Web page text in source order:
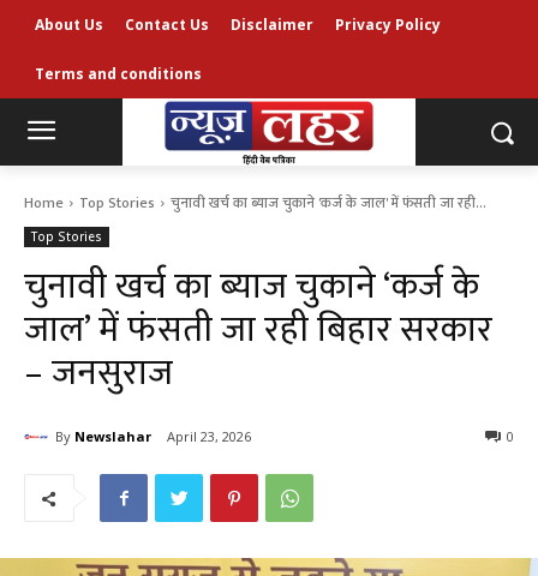
About Us Contact Us Disclaimer Privacy Policy
Terms and conditions
Home Top Stories चुनावी खर्च का ब्याज चुकाने 'कर्ज के जाल' में फंसती जा रही...
Top Stories
चुनावी खर्च का ब्याज चुकाने ‘कर्ज के
जाल’ में फंसती जा रही बिहार सरकार
– जनसुराज
By Newslahar April 23, 2026 0